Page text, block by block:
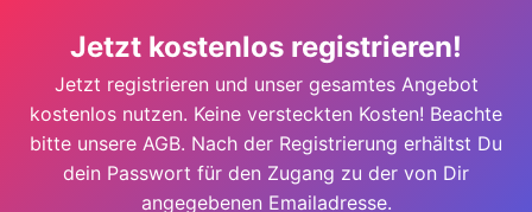
Jetzt kostenlos registrieren!
Jetzt registrieren und unser gesamtes Angebot
kostenlos nutzen. Keine versteckten Kosten! Beachte
bitte unsere AGB. Nach der Registrierung erhältst Du
dein Passwort für den Zugang zu der von Dir
angegebenen Emailadresse.